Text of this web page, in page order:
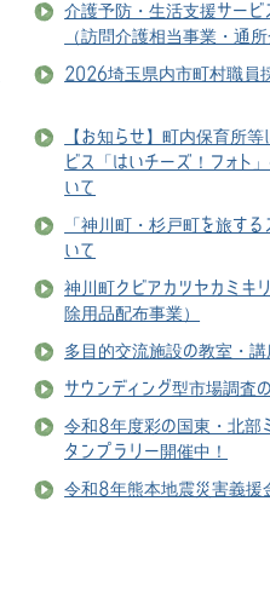
介護予防・生活支援サービ
（訪問介護相当事業・通
2026埼玉県内市町村職員
【お知らせ】町内保育所
ビス「はいチーズ！フォト
いて
「神川町・杉戸町を旅する
いて
神川町クビアカツヤカミキ
除用品配布事業）
多目的交流施設の教室・講
サウンディング型市場調査
令和8年度彩の国東・北部
タンプラリー開催中！
令和8年熊本地震災害義援